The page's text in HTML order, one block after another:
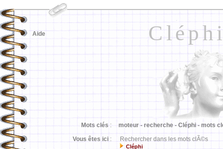
Aide
Mots clés : moteur - recherche - Cléphi - mots
Vous êtes ici : Rechercher dans les mots clÃ©s
Cléphi